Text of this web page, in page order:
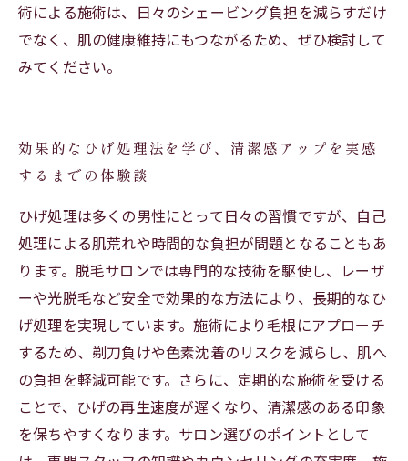
術による施術は、日々のシェービング負担を減らすだけ
でなく、肌の健康維持にもつながるため、ぜひ検討して
みてください。
効果的なひげ処理法を学び、清潔感アップを実感
するまでの体験談
ひげ処理は多くの男性にとって日々の習慣ですが、自己
処理による肌荒れや時間的な負担が問題となることもあ
ります。脱毛サロンでは専門的な技術を駆使し、レーザ
ーや光脱毛など安全で効果的な方法により、長期的なひ
げ処理を実現しています。施術により毛根にアプローチ
するため、剃刀負けや色素沈着のリスクを減らし、肌へ
の負担を軽減可能です。さらに、定期的な施術を受ける
ことで、ひげの再生速度が遅くなり、清潔感のある印象
を保ちやすくなります。サロン選びのポイントとして